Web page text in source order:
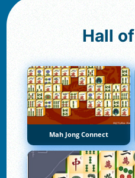
Hall of
Mah Jong Connect